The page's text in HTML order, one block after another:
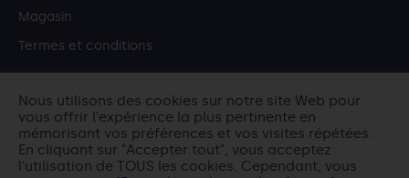
Magasin
Termes et conditions
IBEROGEN
Avd. Marqués de los Vélez nº13, entresuelo 2-A.
30008. Murcia (Murcia).
Nous utilisons des cookies sur notre site Web pour
vous offrir l'expérience la plus pertinente en
mémorisant vos préférences et vos visites répétées.
En cliquant sur "Accepter tout", vous acceptez
l'utilisation de TOUS les cookies. Cependant, vous